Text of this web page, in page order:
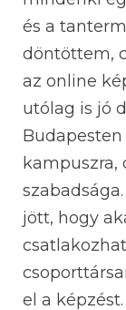
és a
döntöttem,
az online
utólag is jó
kampuszra,
jött, hogy
el a